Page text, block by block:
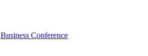
Business Conference